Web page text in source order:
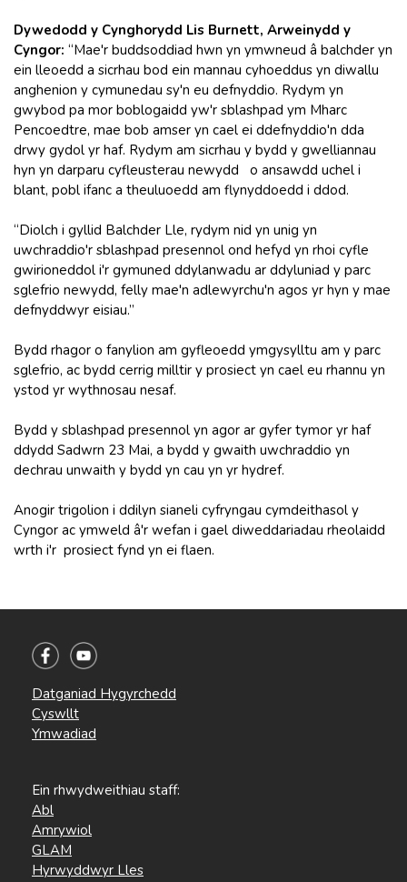
Dywedodd y Cynghorydd Lis Burnett, Arweinydd y
Cyngor: “Mae'r buddsoddiad hwn yn ymwneud â balchder yn
ein lleoedd a sicrhau bod ein mannau cyhoeddus yn diwallu
anghenion y cymunedau sy'n eu defnyddio. Rydym yn
gwybod pa mor boblogaidd yw'r sblashpad ym Mharc
Pencoedtre, mae bob amser yn cael ei ddefnyddio'n dda
drwy gydol yr haf. Rydym am sicrhau y bydd y gwelliannau
hyn yn darparu cyfleusterau newydd o ansawdd uchel i
blant, pobl ifanc a theuluoedd am flynyddoedd i ddod.
“Diolch i gyllid Balchder Lle, rydym nid yn unig yn
uwchraddio'r sblashpad presennol ond hefyd yn rhoi cyfle
gwirioneddol i'r gymuned ddylanwadu ar ddyluniad y parc
sglefrio newydd, felly mae'n adlewyrchu'n agos yr hyn y mae
defnyddwyr eisiau.”
Bydd rhagor o fanylion am gyfleoedd ymgysylltu am y parc
sglefrio, ac bydd cerrig milltir y prosiect yn cael eu rhannu yn
ystod yr wythnosau nesaf.
Bydd y sblashpad presennol yn agor ar gyfer tymor yr haf
ddydd Sadwrn 23 Mai, a bydd y gwaith uwchraddio yn
dechrau unwaith y bydd yn cau yn yr hydref.
Anogir trigolion i ddilyn sianeli cyfryngau cymdeithasol y
Cyngor ac ymweld â'r wefan i gael diweddariadau rheolaidd
wrth i'r prosiect fynd yn ei flaen.
Datganiad Hygyrchedd
Cyswllt
Ymwadiad
Ein rhwydweithiau staff:
Abl
Amrywiol
GLAM
Hyrwyddwyr Lles